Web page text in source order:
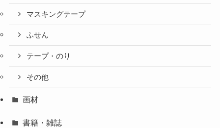
マスキングテープ
ふせん
テープ・のり
その他
画材
書籍・雑誌